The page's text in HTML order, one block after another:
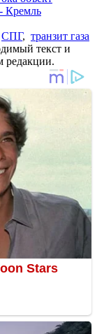
Кремль
СПГ, транзит газа
текст и
редакции.